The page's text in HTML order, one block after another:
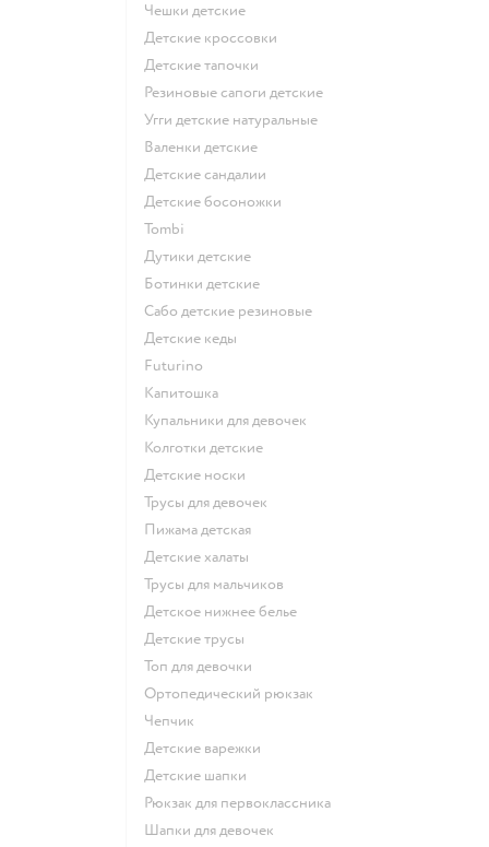
Чешки детские
Детские кроссовки
Детские тапочки
Резиновые сапоги детские
Угги детские натуральные
Валенки детские
Детские сандалии
Детские босоножки
Tombi
Дутики детские
Ботинки детские
Сабо детские резиновые
Детские кеды
Futurino
Капитошка
Купальники для девочек
Колготки детские
Детские носки
Трусы для девочек
Пижама детская
Детские халаты
Трусы для мальчиков
Детское нижнее белье
Детские трусы
Топ для девочки
Ортопедический рюкзак
Чепчик
Детские варежки
Детские шапки
Рюкзак для первоклассника
Шапки для девочек